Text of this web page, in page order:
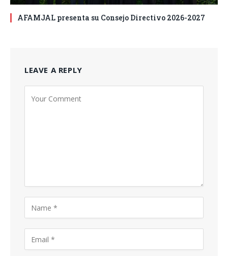
AFAMJAL presenta su Consejo Directivo 2026-2027
LEAVE A REPLY